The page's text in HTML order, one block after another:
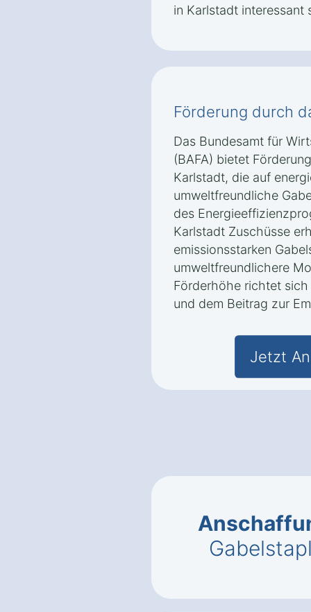
in Karlstadt interessant
Förderung durch
Das Bundesamt für
(BAFA) bietet
Karlstadt, die auf
umweltfreundliche
des
Karlstadt Zuschüsse
emissionsstarken
umweltfreundlichere
Förderhöhe richtet
und dem Beitrag zur
Jetzt